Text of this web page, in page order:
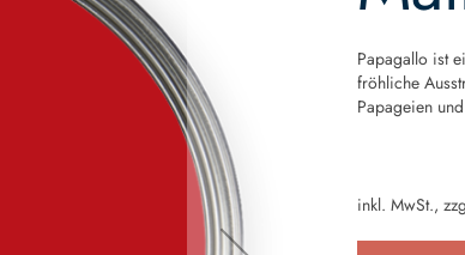
Papagallo ist
fröhliche
Papageien
inkl. MwSt.,